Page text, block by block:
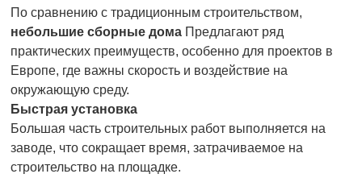
По сравнению с традиционным строительством,
небольшие сборные дома Предлагают ряд
практических преимуществ, особенно для проектов в
Европе, где важны скорость и воздействие на
окружающую среду.
Быстрая установка
Большая часть строительных работ выполняется на
заводе, что сокращает время, затрачиваемое на
строительство на площадке.